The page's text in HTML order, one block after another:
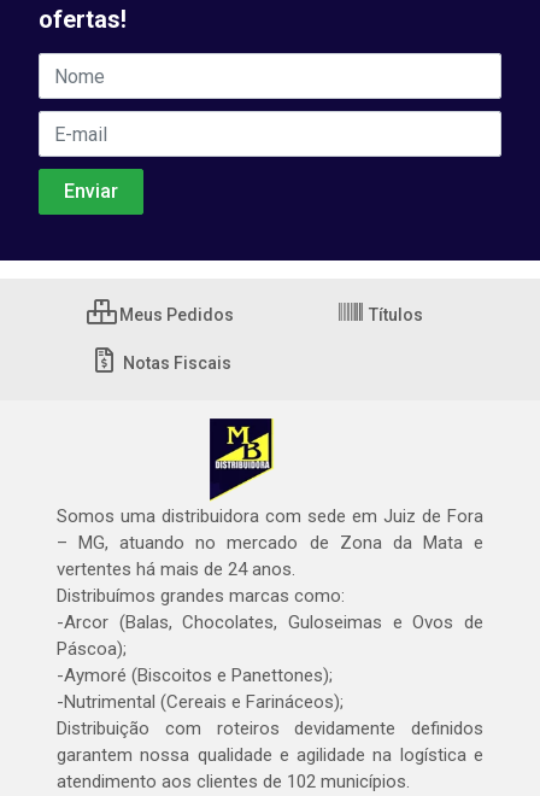
ofertas!
Meus Pedidos Títulos
Notas Fiscais
Somos uma distribuidora com sede em Juiz de Fora
– MG, atuando no mercado de Zona da Mata e
vertentes há mais de 24 anos.
Distribuímos grandes marcas como:
-Arcor (Balas, Chocolates, Guloseimas e Ovos de
Páscoa);
-Aymoré (Biscoitos e Panettones);
-Nutrimental (Cereais e Farináceos);
Distribuição com roteiros devidamente definidos
garantem nossa qualidade e agilidade na logística e
atendimento aos clientes de 102 municípios.